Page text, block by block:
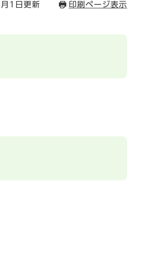
1日更新 印刷ページ表示